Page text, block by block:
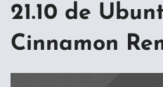
21.10 de
Cinnamon